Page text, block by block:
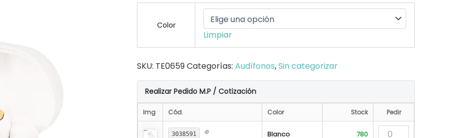
Color
Limpiar
SKU: TE0659Categorías: Audífonos,Sin categorizar
Realizar Pedido M.P / Cotización
Img Cód. Color Stock Pedir
3038591 Blanco 780